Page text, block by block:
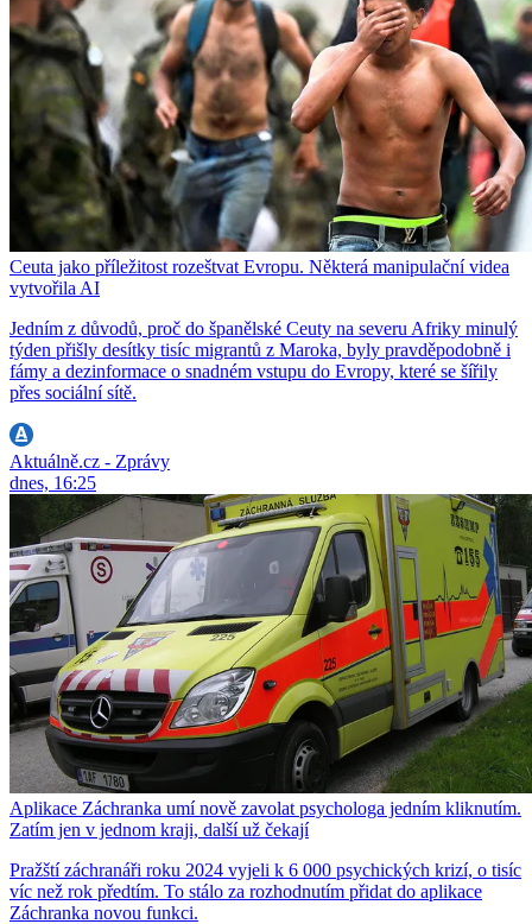
Ceuta jako příležitost rozeštvat Evropu. Některá manipulační videa
vytvořila AI
Jedním z důvodů, proč do španělské Ceuty na severu Afriky minulý
týden přišly desítky tisíc migrantů z Maroka, byly pravděpodobně i
fámy a dezinformace o snadném vstupu do Evropy, které se šířily
přes sociální sítě.
Aktuálně.cz - Zprávy
dnes, 16:25
Aplikace Záchranka umí nově zavolat psychologa jedním kliknutím.
Zatím jen v jednom kraji, další už čekají
Pražští záchranáři roku 2024 vyjeli k 6 000 psychických krizí, o tisíc
víc než rok předtím. To stálo za rozhodnutím přidat do aplikace
Záchranka novou funkci.